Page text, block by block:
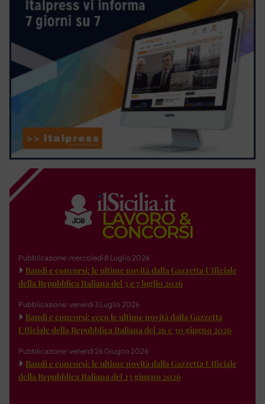
Pubblicazione: mercoledì 8 Luglio 2026
Bandi e concorsi: le ultime novità dalla Gazzetta Ufficiale
della Repubblica Italiana del 3 e 7 luglio 2026
Pubblicazione: venerdì 3 Luglio 2026
Bandi e concorsi: ecco le ultime novità dalla Gazzetta
Ufficiale della Repubblica Italiana del 26 e 30 giugno 2026
Pubblicazione: venerdì 26 Giugno 2026
Bandi e concorsi: le ultime novità dalla Gazzetta Ufficiale
della Repubblica Italiana del 23 giugno 2026